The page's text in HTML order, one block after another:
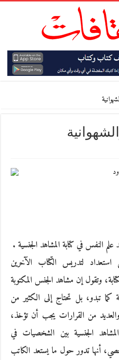
النفس في كتابة المشاهد الجنسية .
استعداد لتدريس الكّتاب الآخرين
وتقول إن مشاهد الجنس المكتوبة
كما تبدو، بل تحتاج إلى الكثير من
والعديد من القرارات يجب أن تؤخذ،
الجنسية بين الشخصيات في
أنها تدور حول ما يستعد الكاتب